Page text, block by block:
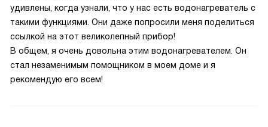
удивлены, когда узнали, что у нас есть водонагреватель с
такими функциями. Они даже попросили меня поделиться
ссылкой на этот великолепный прибор!
В общем, я очень довольна этим водонагревателем. Он
стал незаменимым помощником в моем доме и я
рекомендую его всем!